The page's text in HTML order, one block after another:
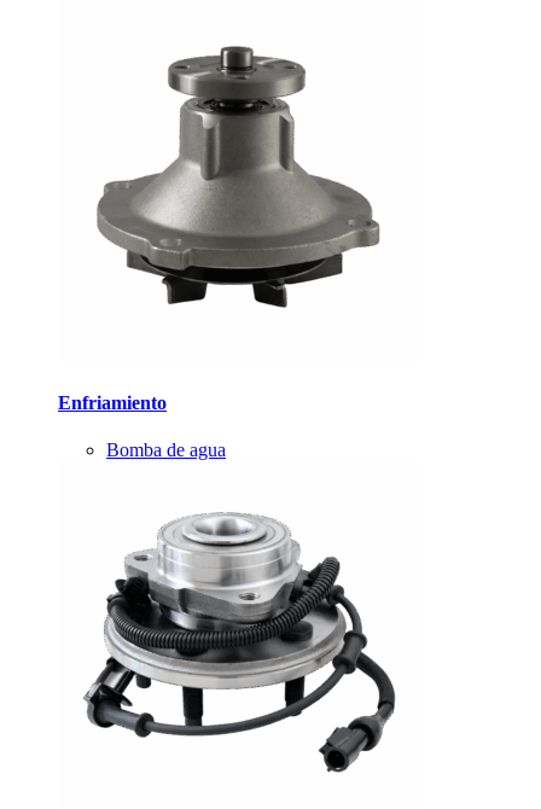
Enfriamiento
Bomba de agua